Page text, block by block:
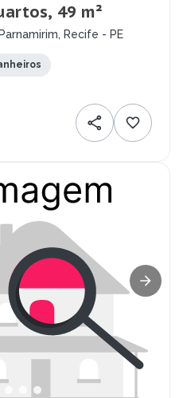
49 m²
Recife - PE